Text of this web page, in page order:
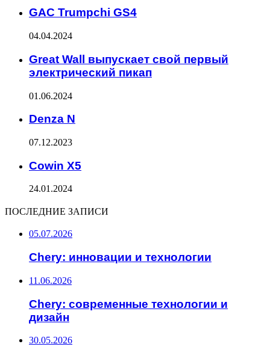
GAC Trumpchi GS4
04.04.2024
Great Wall выпускает свой первый
электрический пикап
01.06.2024
Denza N
07.12.2023
Cowin X5
24.01.2024
ПОСЛЕДНИЕ ЗАПИСИ
05.07.2026
Chery: инновации и технологии
11.06.2026
Chery: современные технологии и
дизайн
30.05.2026